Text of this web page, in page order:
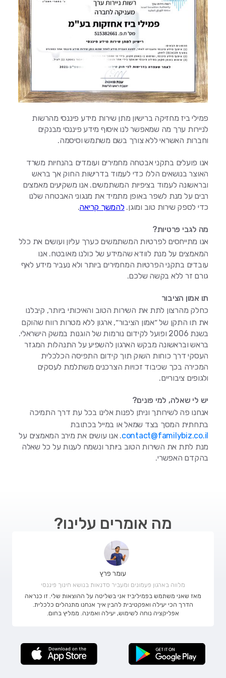
פמילי ביז מחזיקה ברישיון מתן שירות מידע פיננסי מהרשות
לניירות ערך מה שמאפשר לנו איסוף מידע פיננסי מבנקים
וחברות האשראי ללא צורך בשם משתמש וסיסמה.
אנו פועלים בתקני אבטחה מחמירים ועומדים בהנחיות משרד
האוצר בנושאים הללו כדי לעמוד בדרישות החוק אך בראש
ובראשונה לעמוד בציפיות המשתמשים. אנו משקיעים מאמצים
רבים על מנת לשפר באופן מתמיד את מנגוני האבטחה שלנו
כדי לספק שירות טוב ומוגן. להמשך קריאה.
מה לגבי פרטיות?
אנו מתייחסים לפרטיות המשתמשים כערך עליון ועושים את כלל
המאמצים על מנת לוודא שהמידע של כולנו מאובטח. אנו
עובדים בתקני הפרטיות המחמירים ביותר ולא נעביר מידע לאף
גורם זר ללא בקשה שלכם.
תו אמון הציבור
כחלק מהרצון לתת את השירות הטוב והאיכותי ביותר, קיבלנו
את תו התקן של ״אמון הציבור״, ארגון ללא מטרות רווח שהוקם
בשנת 2006 ופועל לקידום נורמות של הוגנות במשק הישראלי.
בראש ובראשונה מבקש הארגון להשפיע על התנהלות המגזר
העסקי דרך כוחות השוק תוך קידום התפיסה הכלכלית
המכירה בכך שכיבוד זכויות הצרכנים משתלמת לעסקים
ולגופים ציבוריים.
יש לי שאלה, למי פונים?
אנחנו פה לשירותך וניתן לפנות אלינו בכל עת דרך התמיכה
בתחתית המסך בצד שמאל או במייל בכתובת
contact@familybiz.co.il. אנו עושים את מירב המאמצים על
מנת לתת את השירות הטוב ביותר ונשמח לענות על כל שאלה
בהקדם האפשרי.
מה אומרים עלינו?
עומר פרץ
מלווה בארגון פעמונים ומעביר סדנאות בנושא חינוך פיננסי
מאז שאני משתמש בפמיליביז אני בשליטה על ההוצאות שלי. זו כנראה
הדרך הכי יעילה ואפקטיבית להבין איך אנחנו מתנהלים כלכלית.
אפליקציה נוחה לשימוש, יעילה ואמינה. ממליץ בחום.